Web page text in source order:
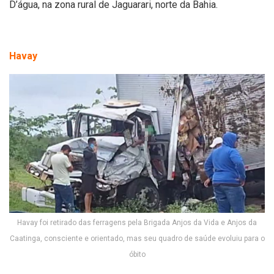
D’água, na zona rural de Jaguarari, norte da Bahia.
Havay
Havay foi retirado das ferragens pela Brigada Anjos da Vida e Anjos da
Caatinga, consciente e orientado, mas seu quadro de saúde evoluiu para o
óbito